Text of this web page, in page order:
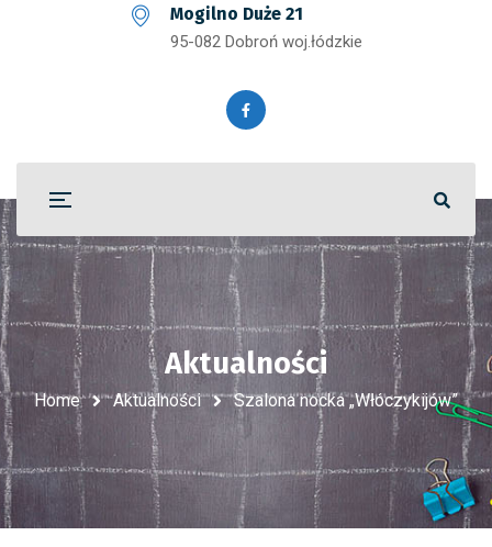
Mogilno Duże 21
95-082 Dobroń woj.łódzkie
Aktualności
Home Aktualności Szalona nocka „Włóczykijów”